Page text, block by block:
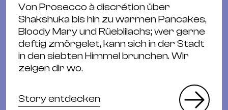
Von Prosecco à discrétion über
Shakshuka bis hin zu warmen Pancakes,
Bloody Mary und Rüeblilachs; wer gerne
deftig zmörgelet, kann sich in der Stadt
in den siebten Himmel brunchen. Wir
zeigen dir wo.
Story entdecken